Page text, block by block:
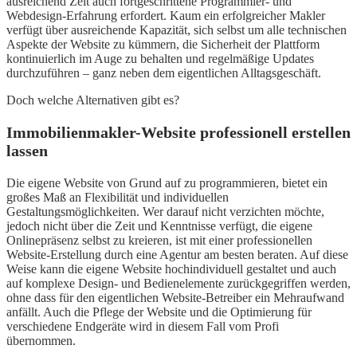
Webdesign-Erfahrung erfordert. Kaum ein erfolgreicher Makler
verfügt über ausreichende Kapazität, sich selbst um alle technischen
Aspekte der Website zu kümmern, die Sicherheit der Plattform
kontinuierlich im Auge zu behalten und regelmäßige Updates
durchzuführen – ganz neben dem eigentlichen Alltagsgeschäft.
Doch welche Alternativen gibt es?
Immobilienmakler-Website professionell erstellen
lassen
Die eigene Website von Grund auf zu programmieren, bietet ein
großes Maß an Flexibilität und individuellen
Gestaltungsmöglichkeiten. Wer darauf nicht verzichten möchte,
jedoch nicht über die Zeit und Kenntnisse verfügt, die eigene
Onlinepräsenz selbst zu kreieren, ist mit einer professionellen
Website-Erstellung durch eine Agentur am besten beraten. Auf diese
Weise kann die eigene Website hochindividuell gestaltet und auch
auf komplexe Design- und Bedienelemente zurückgegriffen werden,
ohne dass für den eigentlichen Website-Betreiber ein Mehraufwand
anfällt. Auch die Pflege der Website und die Optimierung für
verschiedene Endgeräte wird in diesem Fall vom Profi
übernommen.